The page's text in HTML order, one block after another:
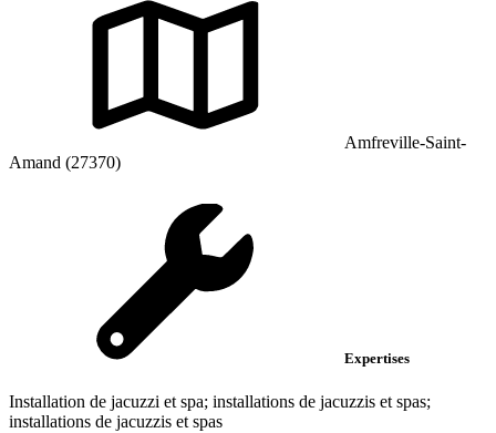
Amfreville-Saint-
Amand (27370)
Expertises
Installation de jacuzzi et spa; installations de jacuzzis et spas;
installations de jacuzzis et spas